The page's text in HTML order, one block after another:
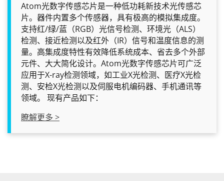
Atom光数字传感芯片是一种低功耗新技术光传感芯
片。器件内置多个传感器，具有极高的模拟集成度。
支持红/绿/蓝（RGB）光信号检测、环境光（ALS）
检测、接近检测以及红外（IR）信号和温度信息的测
量。高集成度特性有效降低系统成本、省去多个外部
元件、大大简化设计。Atom光数字传感芯片可广泛
应用于X-ray检测领域，如工业X光检测、医疗X光检
测、安检X光检测以及伺服电机编码器、手机通讯等
领域。 现有产品如下：
瞭解更多 >